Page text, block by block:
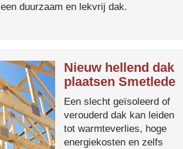
duurzaam en lekvrij dak.
Nieuw hellend dak
plaatsen Smetlede
Een slecht geïsoleerd of
verouderd dak kan leiden
tot warmteverlies, hoge
energiekosten en zelfs